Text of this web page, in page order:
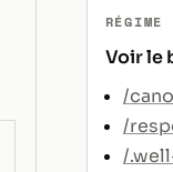
RÉGIME
Voir le
/
/
/